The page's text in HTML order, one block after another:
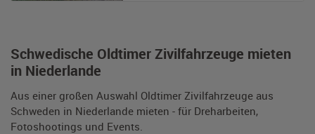
Schwedische Oldtimer Zivilfahrzeuge mieten
in Niederlande
Aus einer großen Auswahl Oldtimer Zivilfahrzeuge aus
Schweden in Niederlande mieten - für Dreharbeiten,
Fotoshootings und Events.